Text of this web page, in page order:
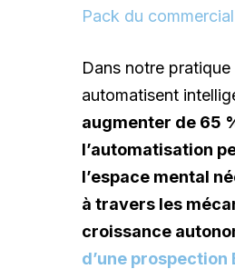
Pack du
Dans notre
automatisent
augmenter de 65
l’automatisation
l’espace mental
à travers les
croissance
d’une prospection